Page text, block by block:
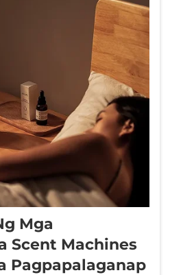
Mga
Scent Machines
Pagpapalaganap